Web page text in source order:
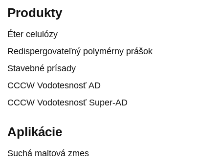
Produkty
Éter celulózy
Redispergovateľný polymérny prášok
Stavebné prísady
CCCW Vodotesnosť AD
CCCW Vodotesnosť Super-AD
Aplikácie
Suchá maltová zmes